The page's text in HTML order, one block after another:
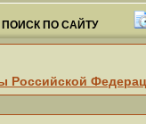
ПОИСК ПО САЙТУ
Российской